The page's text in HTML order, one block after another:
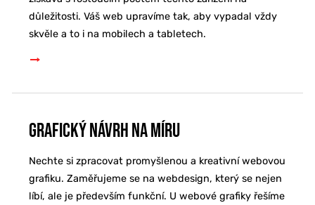
důležitosti. Váš web upravíme tak, aby vypadal vždy
skvěle a to i na mobilech a tabletech.
Grafický návrh na míru
Nechte si zpracovat promyšlenou a kreativní webovou
grafiku. Zaměřujeme se na webdesign, který se nejen
líbí, ale je především funkční. U webové grafiky řešíme